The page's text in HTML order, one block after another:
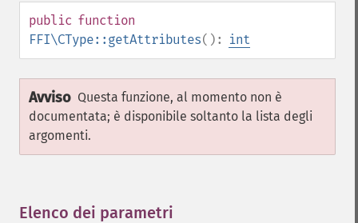
public function
FFI\CType::getAttributes(): int
Avviso Questa funzione, al momento non è
documentata; è disponibile soltanto la lista degli
argomenti.
Elenco dei parametri